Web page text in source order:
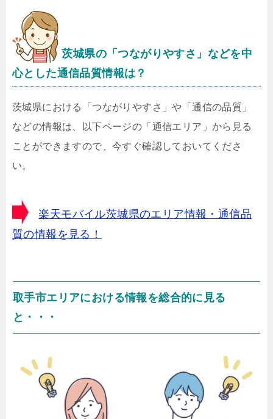
茨城県の「つながりやすさ」などを中
心とした通信品質情報は？
茨城県における「つながりやすさ」や「通信の品質」
などの情報は、以下ページの「通信エリア」から見る
ことができますので、今すぐ確認しておいてくださ
い。
楽天モバイル茨城県のエリア情報・通信品
質の情報を見る！
取手市エリアにおける情報を総合的に見る
と・・・